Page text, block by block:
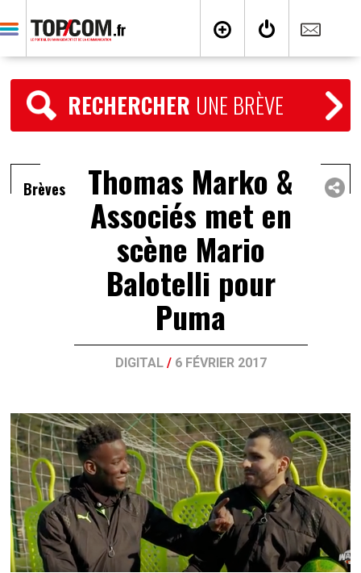
RECHERCHER UNE BRÈVE
Brèves Thomas Marko &
Associés met en
scène Mario
Balotelli pour
Puma
DIGITAL/ 6 FÉVRIER 2017